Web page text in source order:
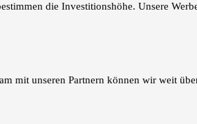
die Investitionshöhe. Unsere
mit unseren Partnern können wir weit